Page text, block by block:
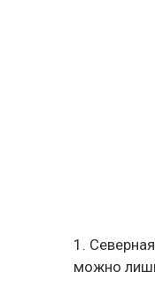
1.
можно